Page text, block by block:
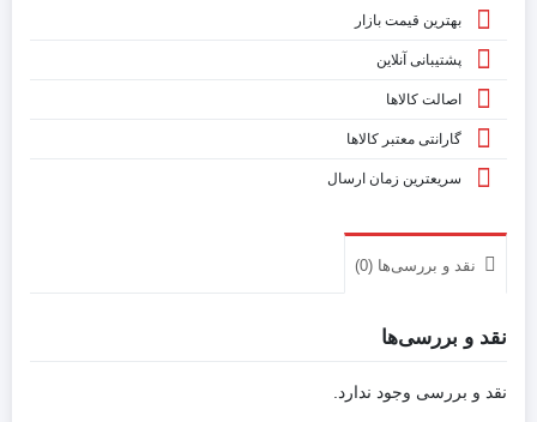
بهترین قیمت بازار
پشتیبانی آنلاین
اصالت کالاها
گارانتی معتبر کالاها
سریعترین زمان ارسال
نقد و بررسی‌ها (0)
نقد و بررسی‌ها
نقد و بررسی وجود ندارد.